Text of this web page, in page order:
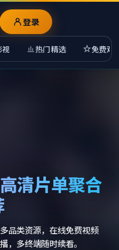
视 热门精选 免费观
登录
清片单聚合
品类资源，在线免费视频
，多终端随时续看。